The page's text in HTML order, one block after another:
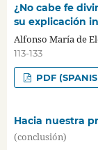
¿No cabe fe
su explicación
Alfonso María de
113-133
PDF
Hacia nuestra
(conclusión)